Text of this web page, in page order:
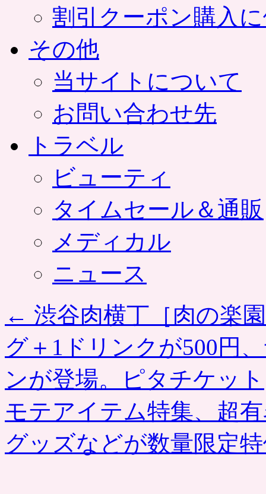
割引クーポン購入
その他
当サイトについて
お問い合わせ先
トラベル
ビューティ
タイムセール＆通販
メディカル
ニュース
← 渋谷肉横丁［肉の楽
グ＋1ドリンクが500円
ンが登場。ピタチケット
モテアイテム特集、超
グッズなどが数量限定